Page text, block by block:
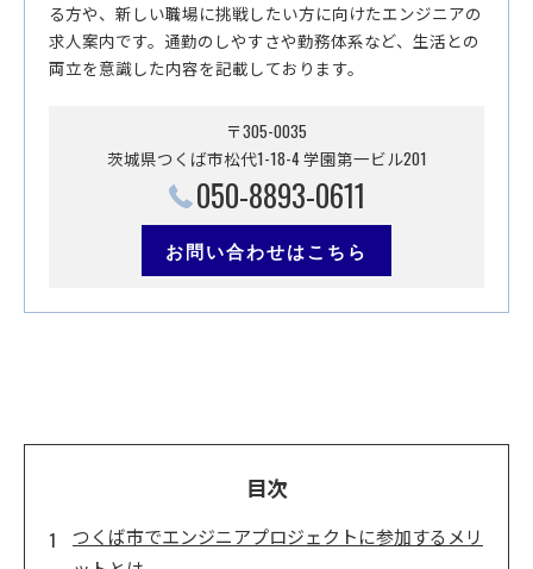
る方や、新しい職場に挑戦したい方に向けたエンジニアの
求人案内です。通勤のしやすさや勤務体系など、生活との
両立を意識した内容を記載しております。
〒305-0035
茨城県つくば市松代1-18-4 学園第一ビル201
050-8893-0611
お問い合わせはこちら
目次
つくば市でエンジニアプロジェクトに参加するメリ